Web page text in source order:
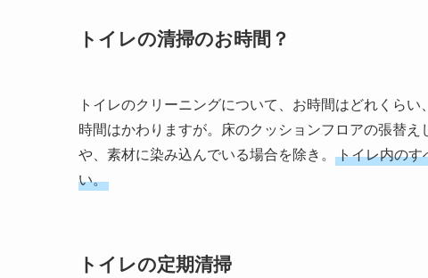
トイレの清掃のお時間？
トイレのクリーニングについて、お時間はどれくら
時間はかわりますが。床のクッションフロアの張替
や、素材に染み込んでいる場合を除き。 トイレ内の
い。
トイレの定期清掃